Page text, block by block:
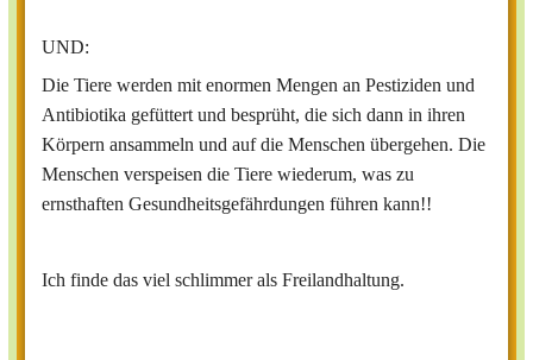
UND:
Die Tiere werden mit enormen Mengen an Pestiziden und
Antibiotika gefüttert und besprüht, die sich dann in ihren
Körpern ansammeln und auf die Menschen übergehen. Die
Menschen verspeisen die Tiere wiederum, was zu
ernsthaften Gesundheitsgefährdungen führen kann!!
Ich finde das viel schlimmer als Freilandhaltung.